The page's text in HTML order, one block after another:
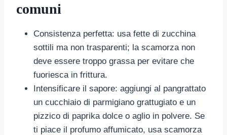
comuni
Consistenza perfetta: usa fette di zucchina
sottili ma non trasparenti; la scamorza non
deve essere troppo grassa per evitare che
fuoriesca in frittura.
Intensificare il sapore: aggiungi al pangrattato
un cucchiaio di parmigiano grattugiato e un
pizzico di paprika dolce o aglio in polvere. Se
ti piace il profumo affumicato, usa scamorza